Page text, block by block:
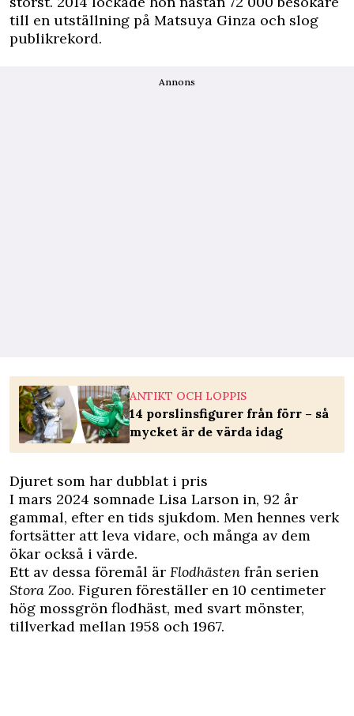
till en utställning på Matsuya Ginza och slog
publikrekord.
Annons
ANTIKT OCH LOPPIS
14 porslinsfigurer från förr – så
mycket är de värda idag
Djuret som har dubblat i pris
I mars 2024 somnade Lisa Larson in, 92 år
gammal, efter en tids sjukdom. Men hennes verk
fortsätter att leva vidare, och många av dem
ökar också i värde.
Ett av dessa föremål är Flodhästen från serien
Stora Zoo. Figuren föreställer en 10 centimeter
hög mossgrön flodhäst, med svart mönster,
tillverkad mellan 1958 och 1967.